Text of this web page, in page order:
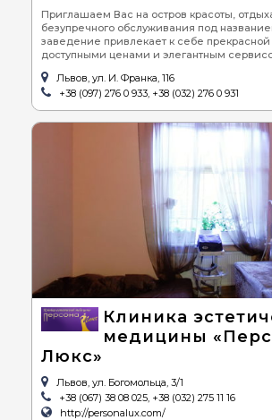
Приглашаем Вас на остров красоты,
безупречного обслуживания под
заведение привлекает к себе
доступными ценами и элегантным
Львов, ул. И. Франка, 116
+38 (097) 276 0 933, +38 (032) 276 0 931
Клиника
медицины
Люкс»
Львов, ул. Богомольца, 3/1
+38 (067) 38 08 025, +38 (032) 275 11 16
http://personalux.com/